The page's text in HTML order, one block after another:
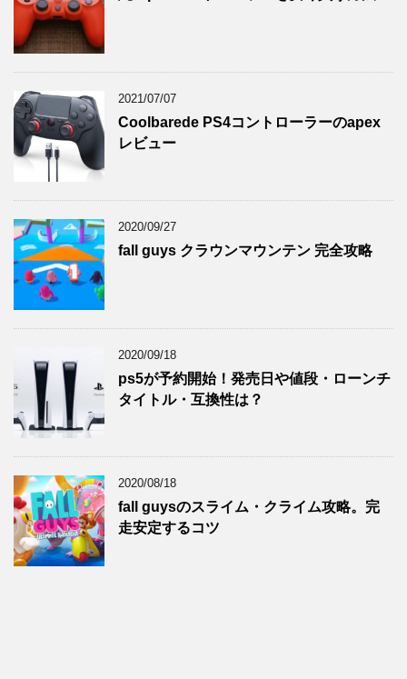
2021/07/07
Coolbarede PS4コントローラーのapex
レビュー
2020/09/27
fall guys クラウンマウンテン 完全攻略
2020/09/18
ps5が予約開始！発売日や値段・ローンチ
タイトル・互換性は？
2020/08/18
fall guysのスライム・クライム攻略。完
走安定するコツ